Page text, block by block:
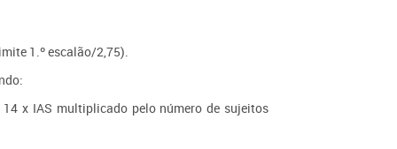
1.º escalão/2,75).
x IAS multiplicado pelo número de sujeitos